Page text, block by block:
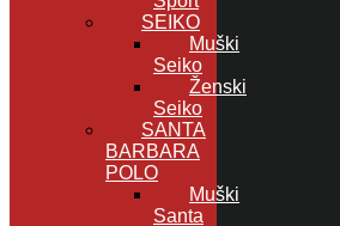
SEIKO
Muški
Seiko
Ženski
Seiko
SANTA
BARBARA
POLO
Muški
Santa